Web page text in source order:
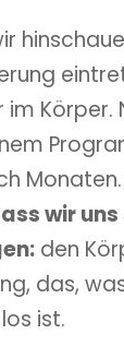
im Körper.
wir
den
das,
ist.